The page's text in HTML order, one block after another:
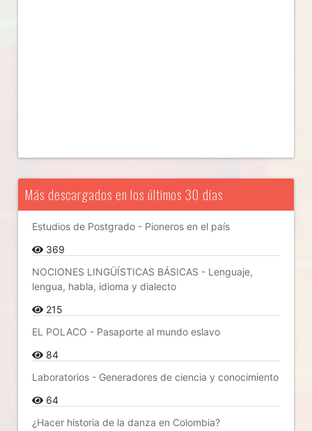
Más descargados en los últimos 30 días
Estudios de Postgrado - Pioneros en el país
369
NOCIONES LINGÜÍSTICAS BÁSICAS - Lenguaje,
lengua, habla, idioma y dialecto
215
EL POLACO - Pasaporte al mundo eslavo
84
Laboratorios - Generadores de ciencia y conocimiento
64
¿Hacer historia de la danza en Colombia?